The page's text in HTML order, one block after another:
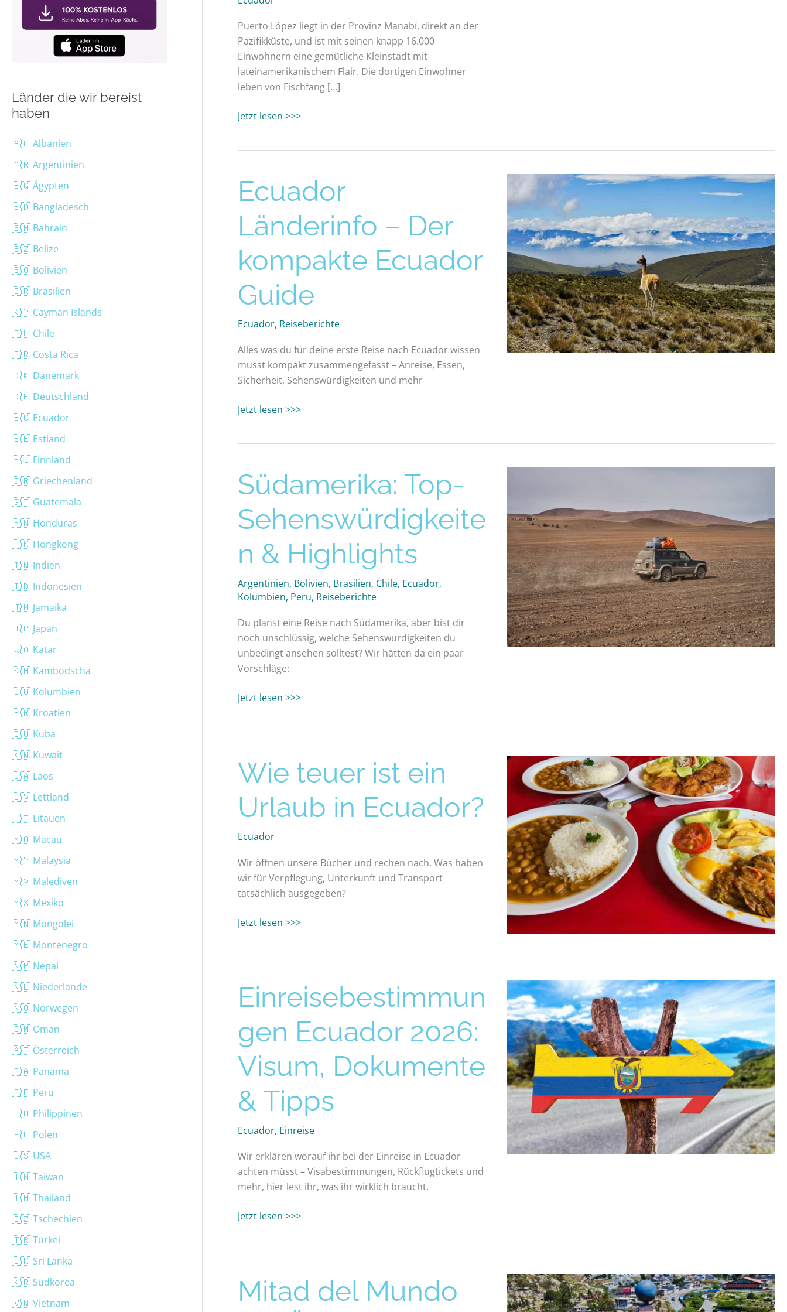
Länder die wir bereist
haben
🇦🇱 Albanien
🇦🇷 Argentinien
🇪🇬 Ägypten
🇧🇩 Bangladesch
🇧🇭 Bahrain
🇧🇿 Belize
🇧🇴 Bolivien
🇧🇷 Brasilien
🇰🇾 Cayman Islands
🇨🇱 Chile
🇨🇷 Costa Rica
🇩🇰 Dänemark
🇩🇪 Deutschland
🇪🇨 Ecuador
🇪🇪 Estland
🇫🇮 Finnland
🇬🇷 Griechenland
🇬🇹 Guatemala
🇭🇳 Honduras
🇭🇰 Hongkong
🇮🇳 Indien
🇮🇩 Indonesien
🇯🇲 Jamaika
🇯🇵 Japan
🇶🇦 Katar
🇰🇭 Kambodscha
🇨🇴 Kolumbien
🇭🇷 Kroatien
🇨🇺 Kuba
🇰🇼 Kuwait
🇱🇦 Laos
🇱🇻 Lettland
🇱🇹 Litauen
🇲🇴 Macau
🇲🇾 Malaysia
🇲🇻 Malediven
🇲🇽 Mexiko
🇲🇳 Mongolei
🇲🇪 Montenegro
🇳🇵 Nepal
🇳🇱 Niederlande
🇳🇴 Norwegen
🇴🇲 Oman
🇦🇹 Österreich
🇵🇦 Panama
🇵🇪 Peru
🇵🇭 Philippinen
🇵🇱 Polen
🇺🇸 USA
🇹🇼 Taiwan
🇹🇭 Thailand
🇨🇿 Tschechien
🇹🇷 Türkei
🇱🇰 Sri Lanka
🇰🇷 Südkorea
🇻🇳 Vietnam
Puerto López liegt in der Provinz Manabí, direkt an der
Pazifikküste, und ist mit seinen knapp 16.000
Einwohnern eine gemütliche Kleinstadt mit
lateinamerikanischem Flair. Die dortigen Einwohner
leben von Fischfang […]
Jetzt lesen >>>
Ecuador
Länderinfo – Der
kompakte Ecuador
Guide
Ecuador, Reiseberichte
Alles was du für deine erste Reise nach Ecuador wissen
musst kompakt zusammengefasst – Anreise, Essen,
Sicherheit, Sehenswürdigkeiten und mehr
Ecuador
Länderinfo
Ecuador
Guide
Jetzt lesen >>>
Südamerika: Top-
Sehenswürdigkeite
n & Highlights
Argentinien, Bolivien, Brasilien, Chile, Ecuador,
Kolumbien, Peru, Reiseberichte
Du planst eine Reise nach Südamerika, aber bist dir
noch unschlüssig, welche Sehenswürdigkeiten du
unbedingt ansehen solltest? Wir hätten da ein paar
Vorschläge:
Südamerika:
Top-
&
Jetzt lesen >>>
Wie teuer ist ein
Urlaub in Ecuador?
Ecuador
Wir öffnen unsere Bücher und rechen nach. Was haben
wir für Verpflegung, Unterkunft und Transport
tatsächlich ausgegeben?
Wie
teuer
ein
in
Jetzt lesen >>>
Einreisebestimmun
gen Ecuador 2026:
Visum, Dokumente
& Tipps
Ecuador, Einreise
Wir erklären worauf ihr bei der Einreise in Ecuador
achten müsst – Visabestimmungen, Rückflugtickets und
mehr, hier lest ihr, was ihr wirklich braucht.
Einreisebestimmungen
Ecuador
Visum,
Dokumente
&
Tipps
Jetzt lesen >>>
Mitad del Mundo
Mitad
del